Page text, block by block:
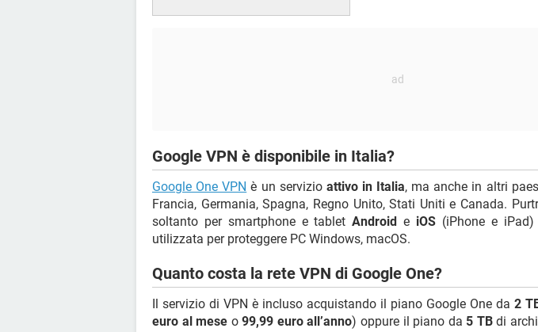
Google VPN è disponibile in Italia?
Google One VPN è un servizio attivo in Italia, ma anche in altri
Francia, Germania, Spagna, Regno Unito, Stati Uniti e Canada.
soltanto per smartphone e tabletAndroid e iOS (iPhone e
utilizzata per proteggere PC Windows, macOS.
Quanto costa la rete VPN di Google One?
Il servizio di VPN è incluso acquistando il piano Google One da 2
euro al mese o99,99 euro all’anno) oppure il piano da 5 TBdi